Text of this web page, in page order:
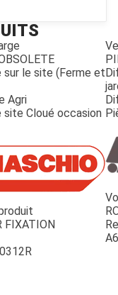
sur le site (Ferme et
Agri
site Cloué occasion
FIXATION